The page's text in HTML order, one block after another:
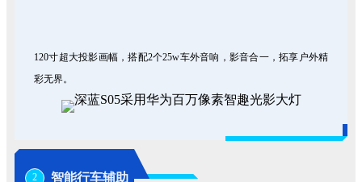
120寸超大投影画幅，搭配2个25w车外音响，影音合一，拓享户外精
彩无界。
2 智能行车辅助